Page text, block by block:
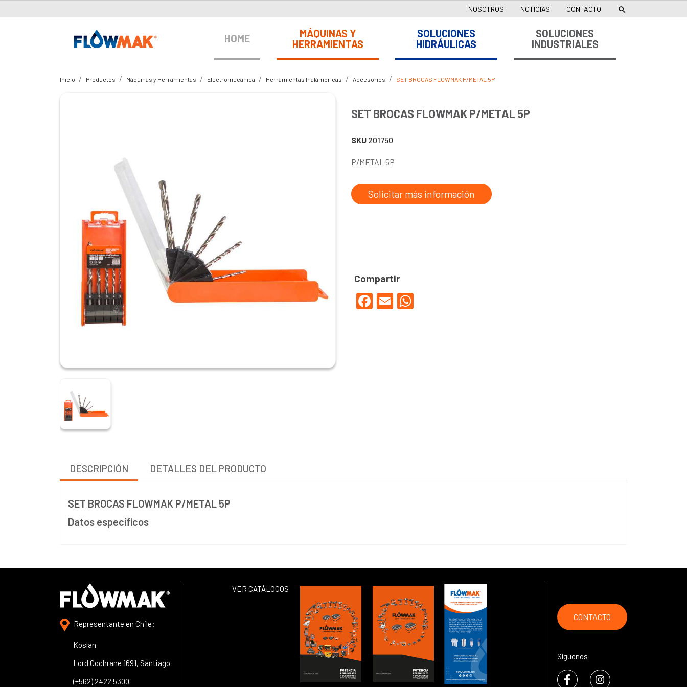
NOSOTROS NOTICIAS CONTACTO 
HOME
MÁQUINAS Y
HERRAMIENTAS
SOLUCIONES
HIDRÁULICAS
SOLUCIONES
INDUSTRIALES
Inicio Productos Máquinas y Herramientas Electromecanica Herramientas Inalámbricas Accesorios SET BROCAS FLOWMAK P/METAL 5P
SET BROCAS FLOWMAK P/METAL 5P
SKU 201750
P/METAL 5P
Solicitar más información
DESCRIPCIÓN DETALLES DEL PRODUCTO
SET BROCAS FLOWMAK P/METAL 5P
Datos específicos
Representante en Chile:
Koslan
Lord Cochrane 1691, Santiago.
(+562) 2422 5300
VER CATÁLOGOS
CONTACTO
Síguenos